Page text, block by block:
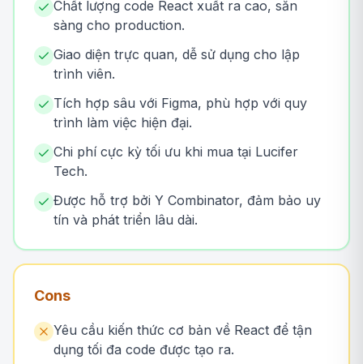
Chất lượng code React xuất ra cao, sẵn
sàng cho production.
Giao diện trực quan, dễ sử dụng cho lập
trình viên.
Tích hợp sâu với Figma, phù hợp với quy
trình làm việc hiện đại.
Chi phí cực kỳ tối ưu khi mua tại Lucifer
Tech.
Được hỗ trợ bởi Y Combinator, đảm bảo uy
tín và phát triển lâu dài.
Cons
Yêu cầu kiến thức cơ bản về React để tận
dụng tối đa code được tạo ra.